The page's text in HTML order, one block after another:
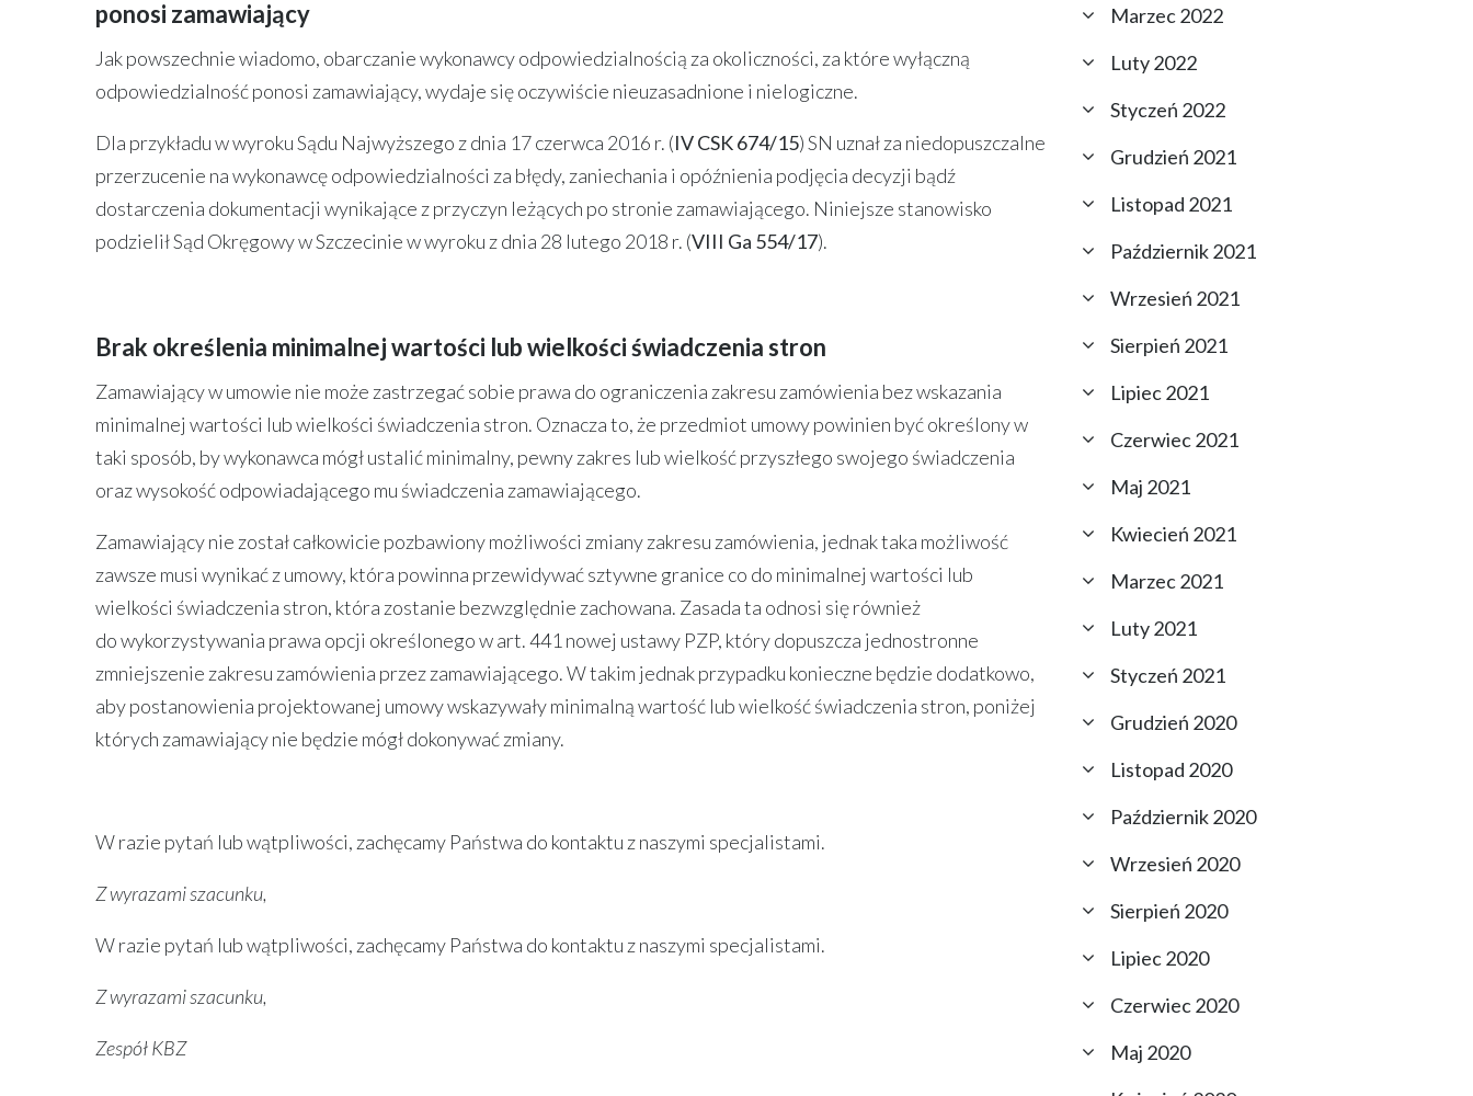
ponosi zamawiający
Jak powszechnie wiadomo, obarczanie wykonawcy odpowiedzialnością za okoliczności, za które wyłączną
odpowiedzialność ponosi zamawiający, wydaje się oczywiście nieuzasadnione i nielogiczne.
Dla przykładu w wyroku Sądu Najwyższego z dnia 17 czerwca 2016 r. (IV CSK 674/15) SN uznał za niedopuszczalne
przerzucenie na wykonawcę odpowiedzialności za błędy, zaniechania i opóźnienia podjęcia decyzji bądź
dostarczenia dokumentacji wynikające z przyczyn leżących po stronie zamawiającego. Niniejsze stanowisko
podzielił Sąd Okręgowy w Szczecinie w wyroku z dnia 28 lutego 2018 r. (VIII Ga 554/17).
Brak określenia minimalnej wartości lub wielkości świadczenia stron
Zamawiający w umowie nie może zastrzegać sobie prawa do ograniczenia zakresu zamówienia bez wskazania
minimalnej wartości lub wielkości świadczenia stron. Oznacza to, że przedmiot umowy powinien być określony w
taki sposób, by wykonawca mógł ustalić minimalny, pewny zakres lub wielkość przyszłego swojego świadczenia
oraz wysokość odpowiadającego mu świadczenia zamawiającego.
Zamawiający nie został całkowicie pozbawiony możliwości zmiany zakresu zamówienia, jednak taka możliwość
zawsze musi wynikać z umowy, która powinna przewidywać sztywne granice co do minimalnej wartości lub
wielkości świadczenia stron, która zostanie bezwzględnie zachowana. Zasada ta odnosi się również
do wykorzystywania prawa opcji określonego w art. 441 nowej ustawy PZP, który dopuszcza jednostronne
zmniejszenie zakresu zamówienia przez zamawiającego. W takim jednak przypadku konieczne będzie dodatkowo,
aby postanowienia projektowanej umowy wskazywały minimalną wartość lub wielkość świadczenia stron, poniżej
których zamawiający nie będzie mógł dokonywać zmiany.
W razie pytań lub wątpliwości, zachęcamy Państwa do kontaktu z naszymi specjalistami.
Z wyrazami szacunku,
W razie pytań lub wątpliwości, zachęcamy Państwa do kontaktu z naszymi specjalistami.
Z wyrazami szacunku,
Zespół KBZ
Marzec 2022
Luty 2022
Styczeń 2022
Grudzień 2021
Listopad 2021
Październik 2021
Wrzesień 2021
Sierpień 2021
Lipiec 2021
Czerwiec 2021
Maj 2021
Kwiecień 2021
Marzec 2021
Luty 2021
Styczeń 2021
Grudzień 2020
Listopad 2020
Październik 2020
Wrzesień 2020
Sierpień 2020
Lipiec 2020
Czerwiec 2020
Maj 2020